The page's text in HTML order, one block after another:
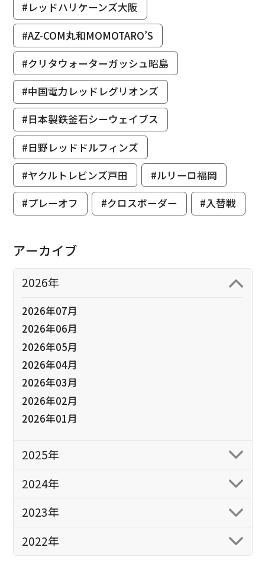
#レッドハリケーンズ大阪
#AZ-COM丸和MOMOTARO’S
#クリタウォーターガッシュ昭島
#中国電力レッドレグリオンズ
#日本製鉄釜石シーウェイブス
#日野レッドドルフィンズ
#ヤクルトレビンズ戸田
#ルリーロ福岡
#プレーオフ
#クロスボーダー #入替戦
アーカイブ
2026年
2026年07月
2026年06月
2026年05月
2026年04月
2026年03月
2026年02月
2026年01月
2025年
2024年
2023年
2022年